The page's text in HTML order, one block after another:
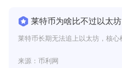
莱特币为啥比不过以太坊
来源：币利网